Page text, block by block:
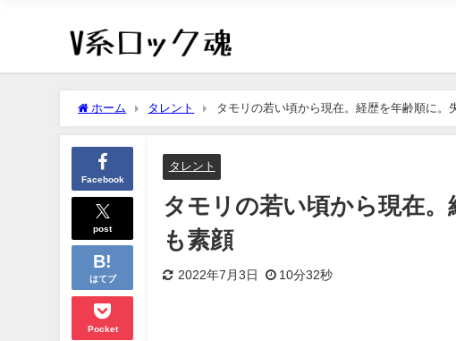
ホーム タレント タモリの若い頃から現在。経歴を年齢順に。
Facebook
post
はてブ
Pocket
タレント
タモリの若い頃から現在
も素顔
2022年7月3日 10分32秒